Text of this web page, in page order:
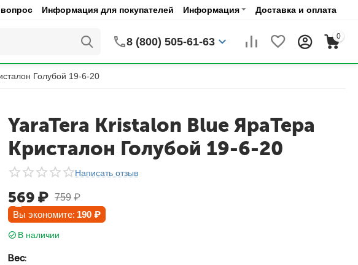
Информация для покупателей Информация Доставка и оплата
8 (800) 505-61-63 0
Голубой 19-6-20
YaraTera Kristalon Blue ЯраТера
Кристалон Голубой 19-6-20
Написать отзыв
569 ₽ 759 ₽
Вы экономите: 190 ₽
В наличии
Вес: